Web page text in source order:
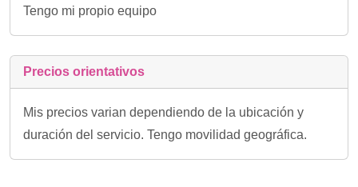
Tengo mi propio equipo
Precios orientativos
Mis precios varian dependiendo de la ubicación y
duración del servicio. Tengo movilidad geográfica.